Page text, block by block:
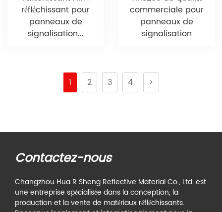
réfléchissant pour
panneaux de
signalisation...
commerciale pour
panneaux de
signalisation
1 2 3 4 >
Contactez-nous
Changzhou Hua R Sheng Reflective Material Co., Ltd. est
une entreprise spécialisée dans la conception, la
production et la vente de matériaux réfléchissants.